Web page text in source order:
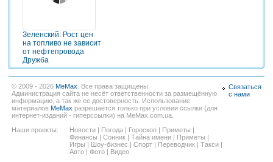
Зеленский: Рост цен
на топливо не зависит
от нефтепровода
Дружба
© 2009 - 2026 MeMax . Все права защищены.
Администрация сайта не несёт ответственности за размещённую
информацию, а так же ее достоверность. Использование
материалов MeMax разрешается только при условии ссылки (для
интернет-изданий - гиперссылки) на MeMax.com.ua.
Наши проекты:
Новости | Погода | Гороскоп | Приметы |
Финансы | Сонник | Тайна имени | Приметы |
Игры | Шоу-бизнес | Спорт | Переводчик | Такси |
Авто | Фото | Видео
Связаться
с нами